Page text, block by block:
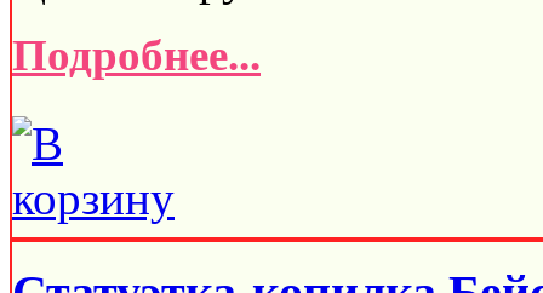
Подробнее...